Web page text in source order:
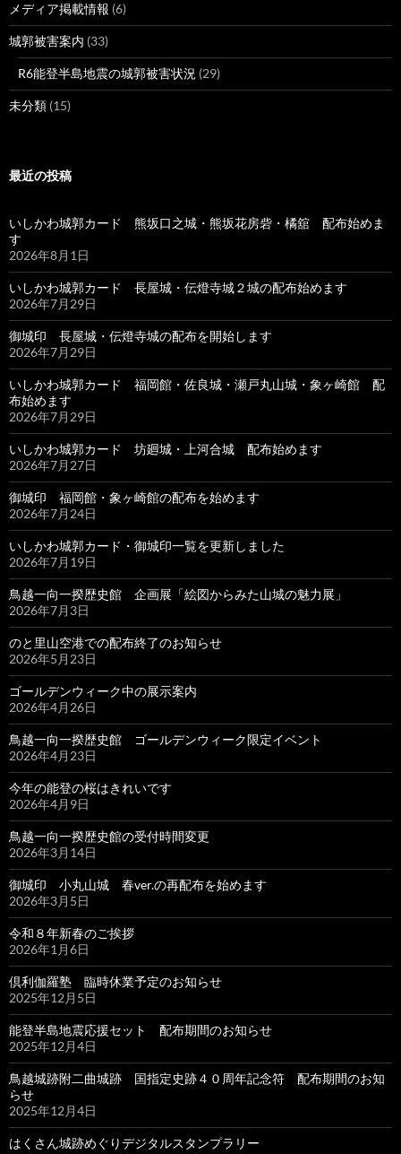
メディア掲載情報 (6)
城郭被害案内 (33)
R6能登半島地震の城郭被害状況 (29)
未分類 (15)
最近の投稿
いしかわ城郭カード 熊坂口之城・熊坂花房砦・橘舘 配布始めま
す
2026年8月1日
いしかわ城郭カード 長屋城・伝燈寺城２城の配布始めます
2026年7月29日
御城印 長屋城・伝燈寺城の配布を開始します
2026年7月29日
いしかわ城郭カード 福岡館・佐良城・瀬戸丸山城・象ヶ崎館 配
布始めます
2026年7月29日
いしかわ城郭カード 坊廻城・上河合城 配布始めます
2026年7月27日
御城印 福岡館・象ヶ崎館の配布を始めます
2026年7月24日
いしかわ城郭カード・御城印一覧を更新しました
2026年7月19日
鳥越一向一揆歴史館 企画展「絵図からみた山城の魅力展」
2026年7月3日
のと里山空港での配布終了のお知らせ
2026年5月23日
ゴールデンウィーク中の展示案内
2026年4月26日
鳥越一向一揆歴史館 ゴールデンウィーク限定イベント
2026年4月23日
今年の能登の桜はきれいです
2026年4月9日
鳥越一向一揆歴史館の受付時間変更
2026年3月14日
御城印 小丸山城 春ver.の再配布を始めます
2026年3月5日
令和８年新春のご挨拶
2026年1月6日
倶利伽羅塾 臨時休業予定のお知らせ
2025年12月5日
能登半島地震応援セット 配布期間のお知らせ
2025年12月4日
鳥越城跡附二曲城跡 国指定史跡４０周年記念符 配布期間のお知
らせ
2025年12月4日
はくさん城跡めぐりデジタルスタンプラリー